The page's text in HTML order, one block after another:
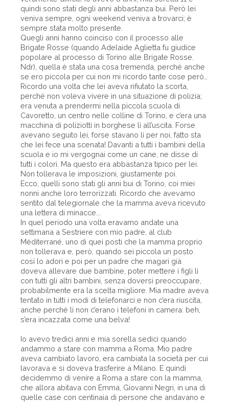
quindi sono stati degli anni abbastanza bui. Però lei
veniva sempre, ogni weekend veniva a trovarci; è
sempre stata molto presente.
Quegli anni hanno coinciso con il processo alle
Brigate Rosse (quando Adelaide Aglietta fu giudice
popolare al processo di Torino alle Brigate Rosse.
Ndr), quella è stata una cosa tremenda, perché anche
se ero piccola per cui non mi ricordo tante cose però…
Ricordo una volta che lei aveva rifiutato la scorta,
perché non voleva vivere in una situazione di polizia;
era venuta a prendermi nella piccola scuola di
Cavoretto, un centro nelle colline di Torino, e c’era una
macchina di poliziotti in borghese lì all’uscita. Forse
avevano seguito lei, forse stavano lì per noi, fatto sta
che lei fece una scenata! Davanti a tutti i bambini della
scuola e io mi vergognai come un cane, ne disse di
tutti i colori. Ma questo era abbastanza tipico per lei.
Non tollerava le imposizioni, giustamente poi.
Ecco, quelli sono stati gli anni bui di Torino, coi miei
nonni anche loro terrorizzati. Ricordo che avevamo
sentito dal telegiornale che la mamma aveva ricevuto
una lettera di minacce...
In quel periodo una volta eravamo andate una
settimana a Sestriere con mio padre, al club
Méditerrané, uno di quei posti che la mamma proprio
non tollerava e, però, quando sei piccola un posto
così lo adori e poi per un padre che magari già
doveva allevare due bambine, poter mettere i figli lì
con tutti gli altri bambini, senza doversi preoccupare,
probabilmente era la scelta migliore. Mia madre aveva
tentato in tutti i modi di telefonarci e non c’era riuscita,
anche perché lì non c’erano i telefoni in camera: beh,
s’era incazzata come una belva!
Io avevo tredici anni e mia sorella sedici quando
andammo a stare con mamma a Roma. Mio padre
aveva cambiato lavoro, era cambiata la società per cui
lavorava e si doveva trasferire a Milano. E quindi
decidemmo di venire a Roma a stare con la mamma,
che allora abitava con Emma, Giovanni Negri, in una di
quelle case con centinaia di persone che andavano e